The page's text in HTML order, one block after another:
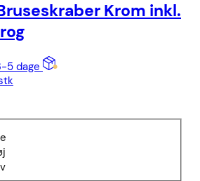
Krom inkl.
5 dage